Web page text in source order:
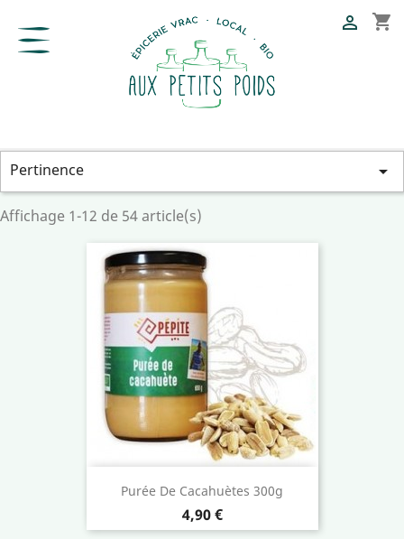
shopping_cart

Pertinence 
Affichage 1-12 de 54 article(s)
Purée De Cacahuètes 300g
Prix
4,90 €